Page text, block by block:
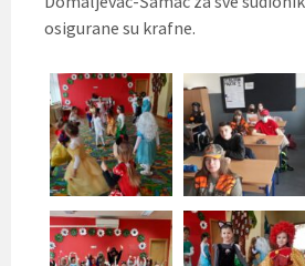
osigurane su krafne.